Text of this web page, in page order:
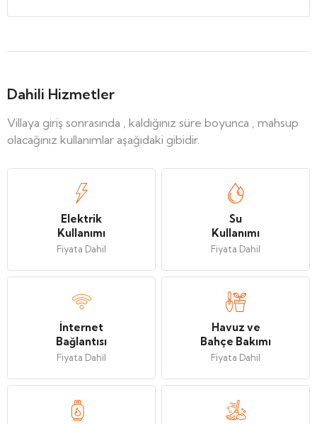
Dahili Hizmetler
Villaya giriş sonrasında , kaldığınız süre boyunca , mahsup
olacağınız kullanımlar aşağıdaki gibidir.
Elektrik
Kullanımı
Fiyata Dahil
Su
Kullanımı
Fiyata Dahil
İnternet
Bağlantısı
Fiyata Dahil
Havuz ve
Bahçe Bakımı
Fiyata Dahil